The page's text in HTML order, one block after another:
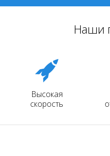
Наши
Высокая
скорость